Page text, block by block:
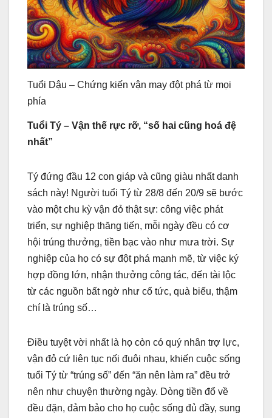
Tuổi Dậu – Chứng kiến vận may đột phá từ mọi
phía
Tuổi Tý – Vận thế rực rỡ, “số hai cũng hoá đệ
nhất”
Tý đứng đầu 12 con giáp và cũng giàu nhất danh
sách này! Người tuổi Tý từ 28/8 đến 20/9 sẽ bước
vào một chu kỳ vận đỏ thật sự: công việc phát
triển, sự nghiệp thăng tiến, mỗi ngày đều có cơ
hội trúng thưởng, tiền bạc vào như mưa trời. Sự
nghiệp của họ có sự đột phá mạnh mẽ, từ việc ký
hợp đồng lớn, nhận thưởng công tác, đến tài lộc
từ các nguồn bất ngờ như cổ tức, quà biếu, thậm
chí là trúng số…
Điều tuyệt vời nhất là họ còn có quý nhân trợ lực,
vận đỏ cứ liên tục nối đuôi nhau, khiến cuộc sống
tuổi Tý từ “trúng số” đến “ăn nên làm ra” đều trở
nên như chuyện thường ngày. Dòng tiền đổ về
đều đặn, đảm bảo cho họ cuộc sống đủ đầy, sung